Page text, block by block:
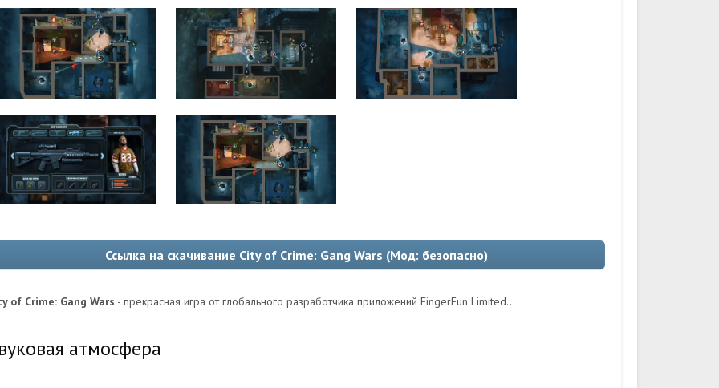
Ссылка на скачивание City of Crime: Gang Wars (Мод: безопасно)
of Crime: Gang Wars - прекрасная игра от глобального разработчика приложений FingerFun Limited..
атмосфера